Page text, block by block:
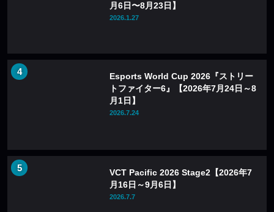
月6日〜8月23日】
2026.1.27
Esports World Cup 2026『ストリー
トファイター6』【2026年7月24日～8
月1日】
2026.7.24
VCT Pacific 2026 Stage2【2026年7
月16日～9月6日】
2026.7.7